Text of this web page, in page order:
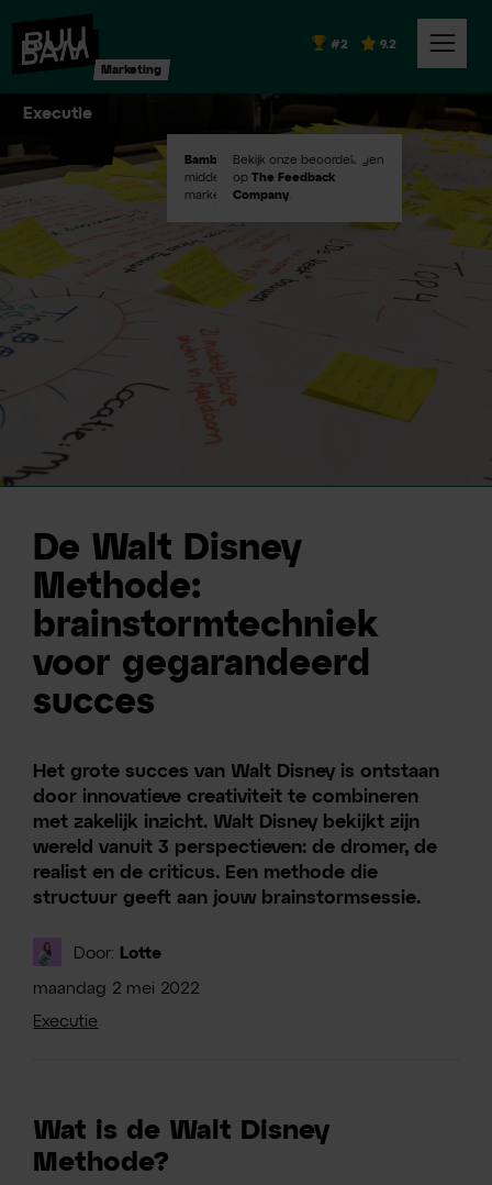
Marketing
#2
Bambuu #2in Emerce100
middelgroot digital
marketingbureaus!
9.2
Bekijk onze beoordelingen
opThe Feedback
Company.
Executie
De Walt Disney
Methode:
brainstormtechniek
voor gegarandeerd
succes
Het grote succes van Walt Disney is ontstaan
door innovatieve creativiteit te combineren
met zakelijk inzicht. Walt Disney bekijkt zijn
wereld vanuit 3 perspectieven: de dromer, de
realist en de criticus. Een methode die
structuur geeft aan jouw brainstormsessie.
Door: Lotte
maandag 2 mei 2022
Executie
Wat is de Walt Disney
Methode?